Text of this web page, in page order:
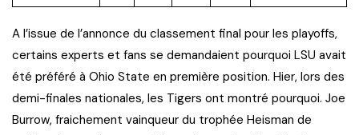
A l’issue de l’annonce du classement final pour les playoffs,
certains experts et fans se demandaient pourquoi LSU avait
été préféré à Ohio State en première position. Hier, lors des
demi-finales nationales, les Tigers ont montré pourquoi. Joe
Burrow, fraichement vainqueur du trophée Heisman de